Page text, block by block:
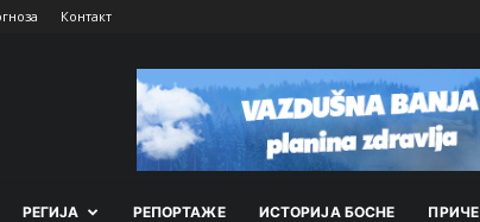
Контакт
РEГИЈА РEПОРТАЖE ИСТОРИЈА БОСНЕ ПРИЧЕ